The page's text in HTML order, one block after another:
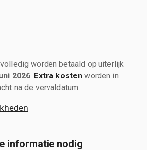
worden betaald op uiterlijk
2026 Extra kosten worden in
na de vervaldatum.
informatie nodig